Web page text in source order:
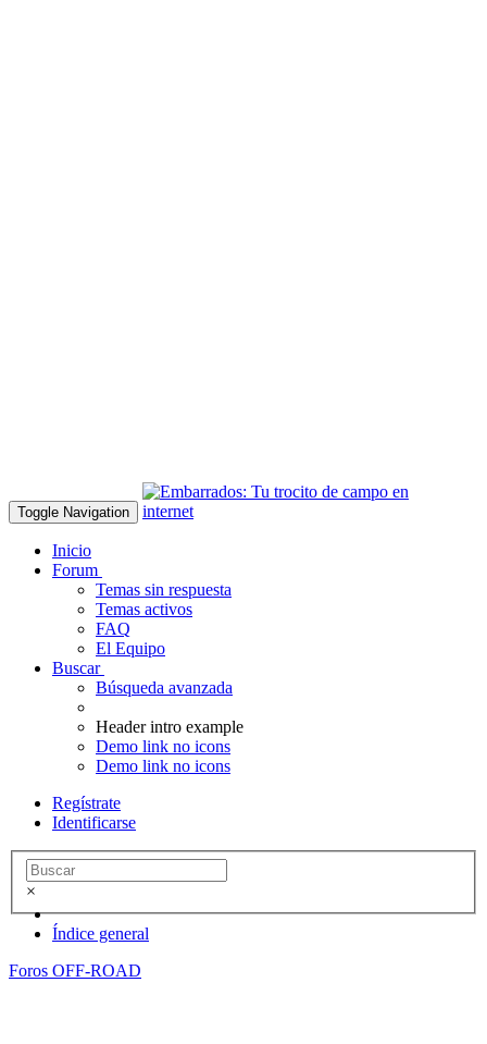
Toggle Navigation
Inicio
Forum
Temas sin respuesta
Temas activos
FAQ
El Equipo
Buscar
Búsqueda avanzada
Header intro example
Demo link no icons
Demo link no icons
Regístrate
Identificarse
×
Índice general
Foros OFF-ROAD